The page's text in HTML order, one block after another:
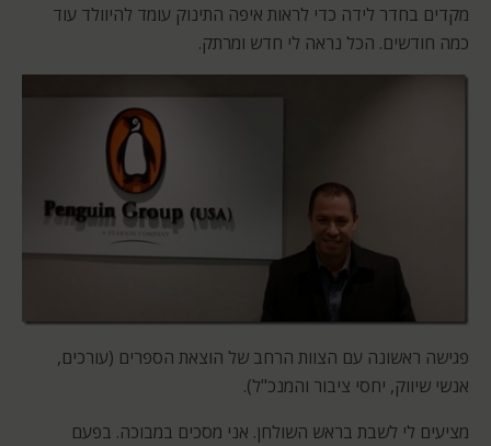
מקדים בחדר לידה כדי לראות איפה התינוק עומד להיוולד עוד
כמה חודשים. הכל נראה לי חדש ומרתק.
פגישה ראשונה עם הצוות הרחב של הוצאת הספרים (עורכים,
אנשי שיווק, יחסי ציבור והמנכ"ל).
מציעים לי לשבת בראש השולחן. אני מסכים במבוכה. בפעם